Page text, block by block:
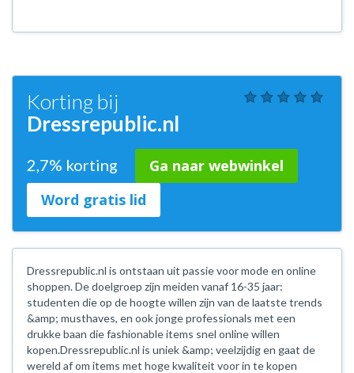
Korting bij
Dressrepublic.nl
2,7% korting
Ga naar webwinkel
Word gratis lid
Dressrepublic.nl is ontstaan uit passie voor mode en online
shoppen. De doelgroep zijn meiden vanaf 16-35 jaar:
studenten die op de hoogte willen zijn van de laatste trends
&amp; musthaves, en ook jonge professionals met een
drukke baan die fashionable items snel online willen
kopen.Dressrepublic.nl is uniek &amp; veelzijdig en gaat de
wereld af om items met hoge kwaliteit voor in te kopen